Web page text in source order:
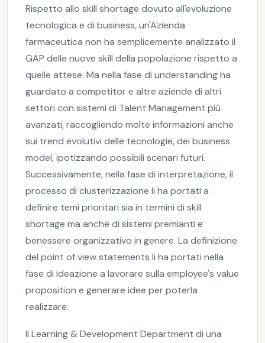
Rispetto allo skill shortage dovuto all'evoluzione
tecnologica e di business, un'Azienda
farmaceutica non ha semplicemente analizzato il
GAP delle nuove skill della popolazione rispetto a
quelle attese. Ma nella fase di understanding ha
guardato a competitor e altre aziende di altri
settori con sistemi di Talent Management più
avanzati, raccogliendo molte informazioni anche
sui trend evolutivi delle tecnologie, dei business
model, ipotizzando possibili scenari futuri.
Successivamente, nella fase di interpretazione, il
processo di clusterizzazione li ha portati a
definire temi prioritari sia in termini di skill
shortage ma anche di sistemi premianti e
benessere organizzativo in genere. La definizione
del point of view statements li ha portati nella
fase di ideazione a lavorare sulla employee's value
proposition e generare idee per poterla
realizzare.
Il Learning & Development Department di una